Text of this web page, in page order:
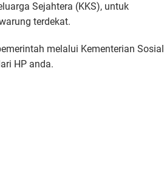
Sejahtera (KKS), untuk
terdekat.
melalui Kementerian Sosial
HP anda.